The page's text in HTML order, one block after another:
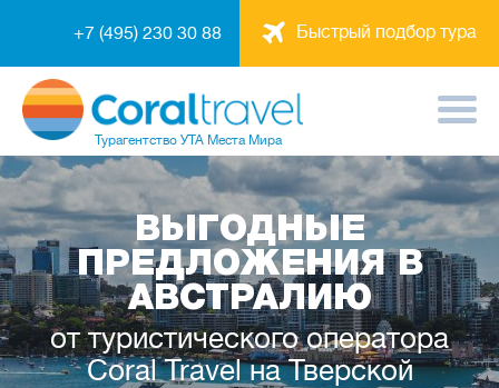
Быстрый подбор тура
+7 (495) 230 30 88
Турагентство УТА Места Мира
ВЫГОДНЫЕ
ПРЕДЛОЖЕНИЯ В
АВСТРАЛИЮ
от туристического оператора
Coral Travel на Тверской